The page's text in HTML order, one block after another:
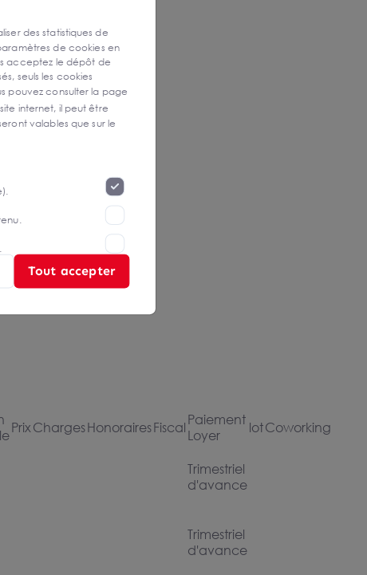
PrixChargesHonorairesFiscal Paiement
Loyer
lotCoworking
Trimestriel
d'avance
Trimestriel
d'avance
des statistiques de
de cookies en
acceptez le dépôt de
seuls les cookies
pouvez consulter la page
internet, il peut être
valables que sur le
Tout accepter